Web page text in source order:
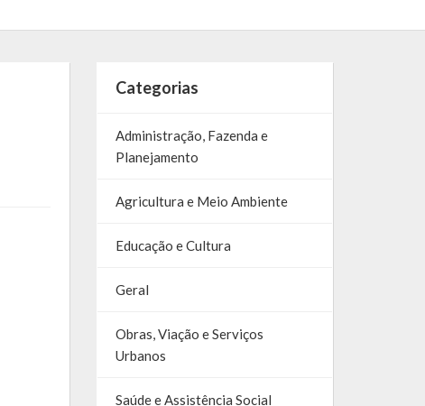
Categorias
Administração, Fazenda e
Planejamento
Agricultura e Meio Ambiente
Educação e Cultura
Geral
Obras, Viação e Serviços
Urbanos
Saúde e Assistência Social